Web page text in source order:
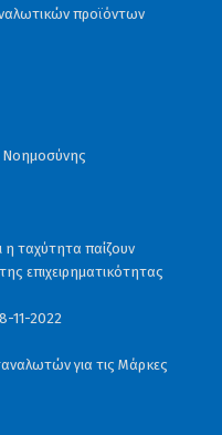
προϊόντων
Νοημοσύνης
επιχειρηματικότητας
11-2022
για τις Μάρκες